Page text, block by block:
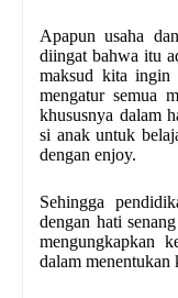
Apapun usaha
diingat bahwa itu
maksud kita ingin
mengatur semua
khususnya dalam
si anak untuk
dengan enjoy.
Sehingga
dengan hati
mengungkapkan
dalam menentukan